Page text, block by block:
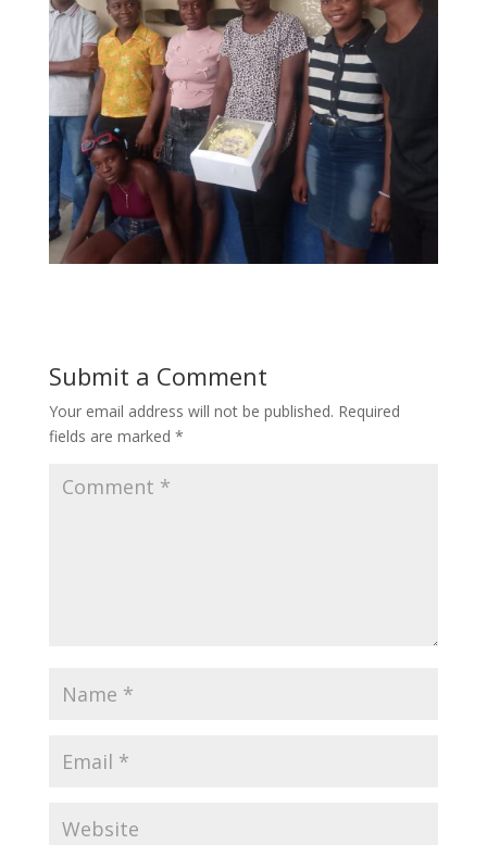
Submit a Comment
Your email address will not be published. Required
fields are marked *